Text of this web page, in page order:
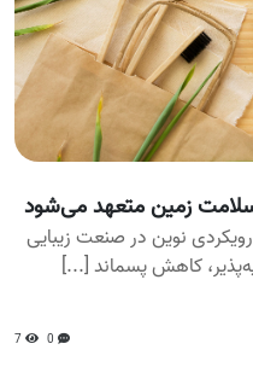
زمین متعهد می‌شود
نوین در صنعت زیبایی
کاهش پسماند [...]
0
7